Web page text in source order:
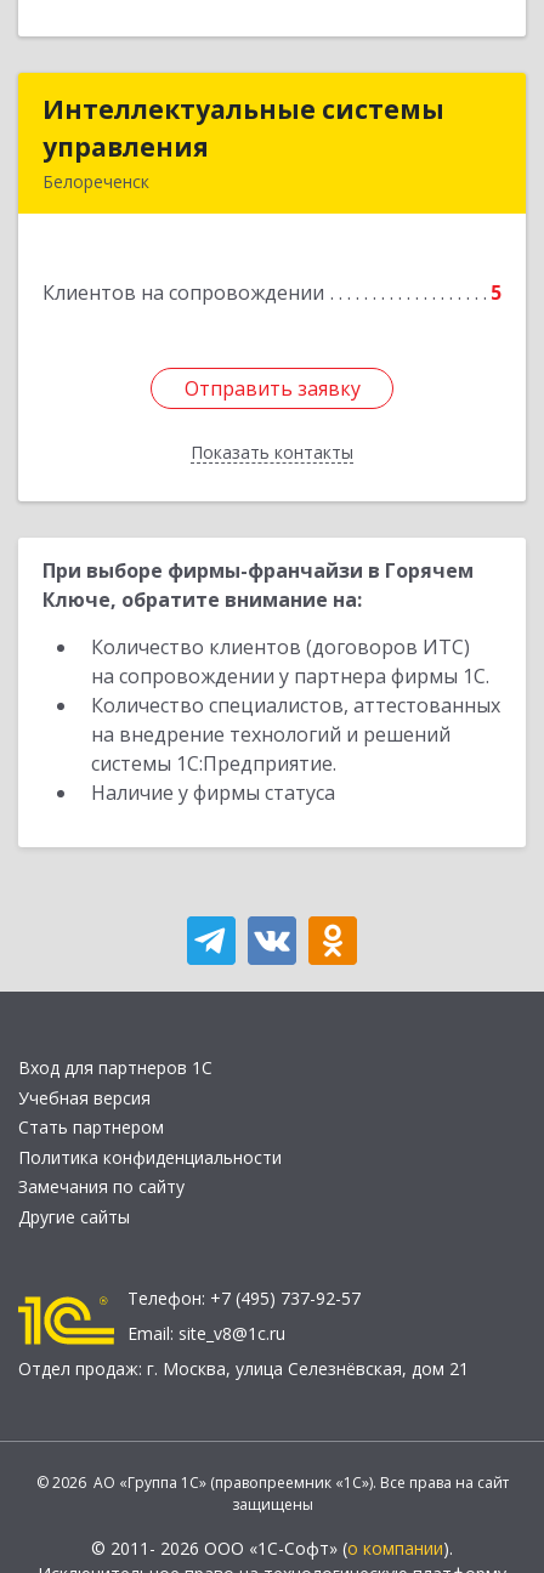
Интеллектуальные системы
управления
Белореченск
Клиентов на сопровождении 5
Отправить заявку
Показать контакты
Интеллектуальные системы
Подробнее
Отправить заявку
Назад
При выборе фирмы-франчайзи в Горячем
Ключе, обратите внимание на:
Количество клиентов (договоров ИТС)
на сопровождении у партнера фирмы 1С.
Количество специалистов, аттестованных
на внедрение технологий и решений
системы 1С:Предприятие.
Наличие у фирмы статуса
Вход для партнеров 1С
Учебная версия
Стать партнером
Политика конфиденциальности
Замечания по сайту
Другие сайты
Телефон: +7 (495) 737-92-57
Email: site_v8@1c.ru
Отдел продаж: г. Москва, улица Селезнёвская, дом 21
© 2026 АО «Группа 1С» (правопреемник «1С»). Все права на сайт
защищены
© 2011- 2026 ООО «1С-Софт» (о компании).